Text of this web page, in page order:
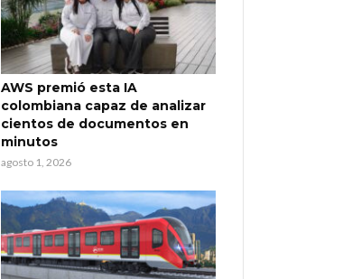
AWS premió esta IA
colombiana capaz de analizar
cientos de documentos en
minutos
agosto 1, 2026